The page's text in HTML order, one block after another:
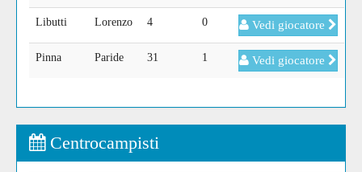
Libutti Lorenzo 4 0 Vedi giocatore
Pinna Paride 31 1 Vedi giocatore
Centrocampisti